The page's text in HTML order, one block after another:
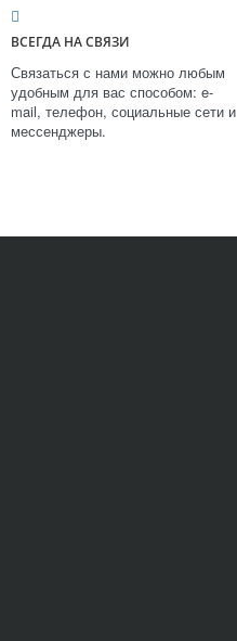
ВСЕГДА НА СВЯЗИ
Связаться с нами можно любым
удобным для вас способом: e-
mail, телефон, социальные сети и
мессенджеры.